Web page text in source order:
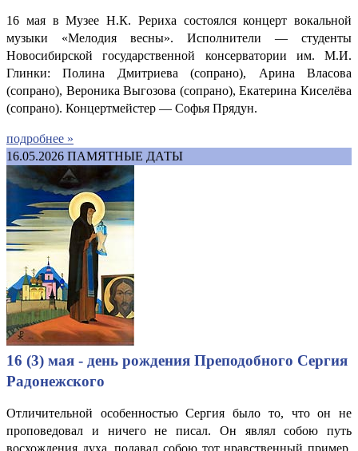
16 мая в Музее Н.К. Рериха состоялся концерт вокальной
музыки «Мелодия весны». Исполнители — студенты
Новосибирской государственной консерватории им. М.И.
Глинки: Полина Дмитриева (сопрано), Арина Власова
(сопрано), Вероника Выгозова (сопрано), Екатерина Киселёва
(сопрано). Концертмейстер — Софья Прядун.
подробнее »
16.05.2026 ПАМЯТНЫЕ ДАТЫ
16 (3) мая - день рождения Преподобного Сергия
Радонежского
Отличительной особенностью Сергия было то, что он не
проповедовал и ничего не писал. Он являл собою путь
восхождения духа, подавал собою тот нравственный пример,